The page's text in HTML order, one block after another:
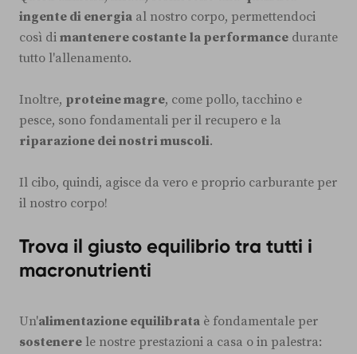
ingente di energia al nostro corpo, permettendoci
così di mantenere costante la performance durante
tutto l'allenamento.
Inoltre, proteine magre, come pollo, tacchino e
pesce, sono fondamentali per il recupero e la
riparazione dei nostri muscoli.
Il cibo, quindi, agisce da vero e proprio carburante per
il nostro corpo!
Trova il giusto equilibrio tra tutti i
macronutrienti
Un'alimentazione equilibrata è fondamentale per
sostenere le nostre prestazioni a casa o in palestra: